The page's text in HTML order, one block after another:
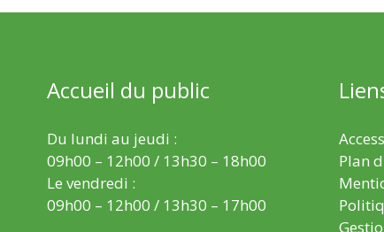
Accueil du public
Du lundi au jeudi :
09h00 – 12h00 / 13h30 – 18h00
Le vendredi :
09h00 – 12h00 / 13h30 – 17h00
Plan